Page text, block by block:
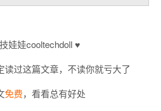
娃娃cooltechdoll ♥
读过这篇文章，不读你就亏大了
免费，看看总有好处